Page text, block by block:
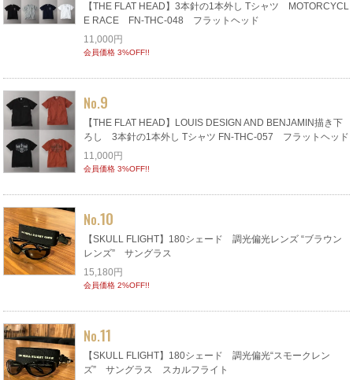
【THE FLAT HEAD】3本針の1本外し Tシャツ MOTORCYCL
E RACE FN-THC-048 フラットヘッド
11,000円
会員価格 3%OFF!!
No.9
【THE FLAT HEAD】LOUIS DESIGN AND BENJAMIN描き下
ろし 3本針の1本外し Tシャツ FN-THC-057 フラットヘッド
11,000円
会員価格 3%OFF!!
No.10
【SKULL FLIGHT】180シェード 調光偏光レンズ “ブラウン
レンズ” サングラス
15,180円
会員価格 2%OFF!!
No.11
【SKULL FLIGHT】180シェード 調光偏光“スモークレン
ズ” サングラス スカルフライト